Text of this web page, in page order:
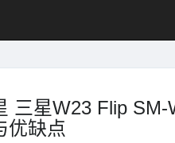
三星W23 Flip SM-
优缺点